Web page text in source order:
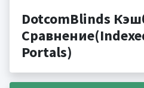
DotcomBlinds
Portals)